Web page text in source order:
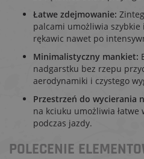
Łatwe zdejmowanie:
palcami umożliwia
rękawic nawet po
Minimalistyczny mankiet:
nadgarstku bez rzepu
aerodynamiki i czystego
Przestrzeń do wycierania
na kciuku umożliwia łatwe
podczas jazdy.
POLECENIE